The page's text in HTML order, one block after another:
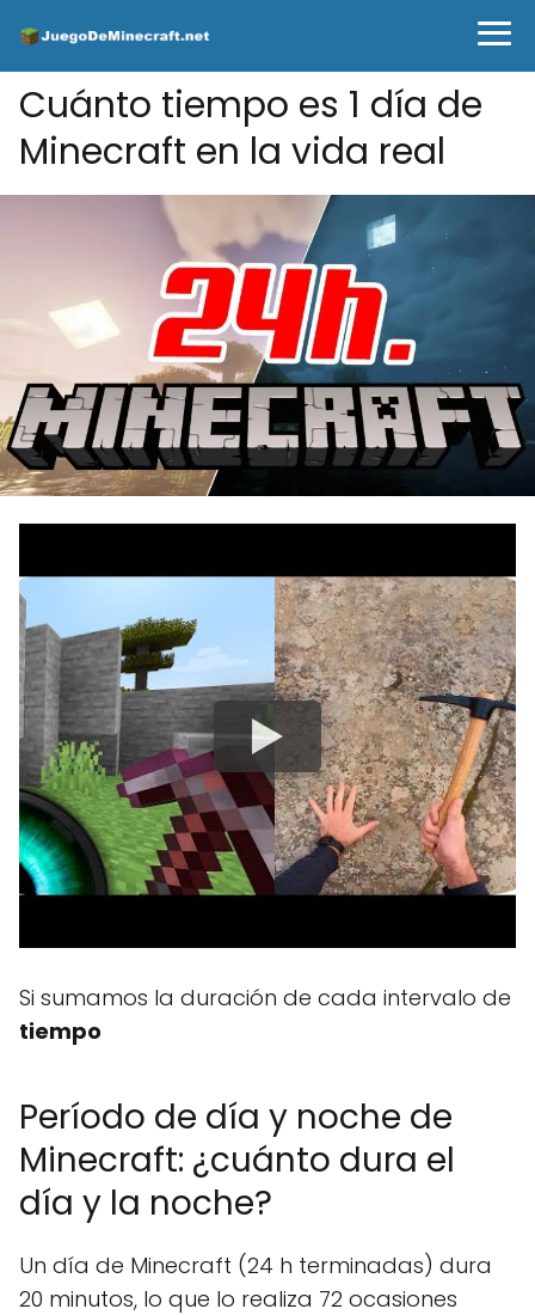
Cuánto tiempo es 1 día de
Minecraft en la vida real
Si sumamos la duración de cada intervalo de
tiempo
Período de día y noche de
Minecraft: ¿cuánto dura el
día y la noche?
Un día de Minecraft (24 h terminadas) dura
20 minutos, lo que lo realiza 72 ocasiones